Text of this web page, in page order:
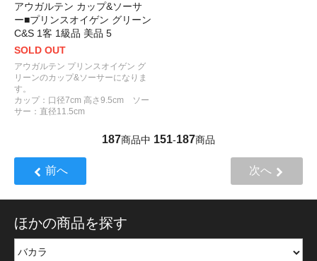
アウガルテン カップ&ソーサ
ー■プリンスオイゲン グリーン
C&S 1客 1級品 美品 5
SOLD OUT
アウガルテン プリンスオイゲン グ
リーンのカップ&ソーサーになりま
す。
カップ：口径7cm 高さ9.5cm ソー
サー：直径11.5cm
187商品中 151-187商品
前へ 次へ
ほかの商品を探す